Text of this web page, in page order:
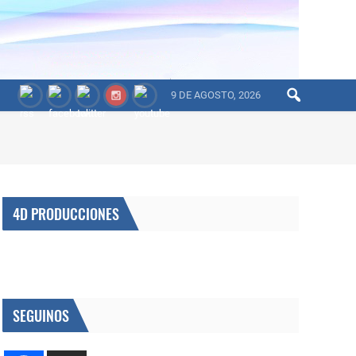
9 DE AGOSTO, 2026
4D PRODUCCIONES
SEGUINOS